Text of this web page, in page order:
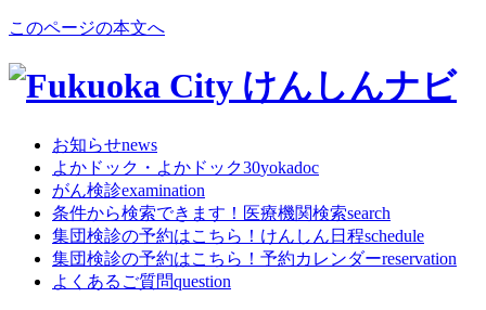
このページの本文へ
お知らせnews
よかドック・よかドック30yokadoc
がん検診examination
条件から検索できます！ 医療機関検索search
集団検診の予約はこちら！ けんしん日程schedule
集団検診の予約はこちら！ 予約カレンダーreservation
よくあるご質問question